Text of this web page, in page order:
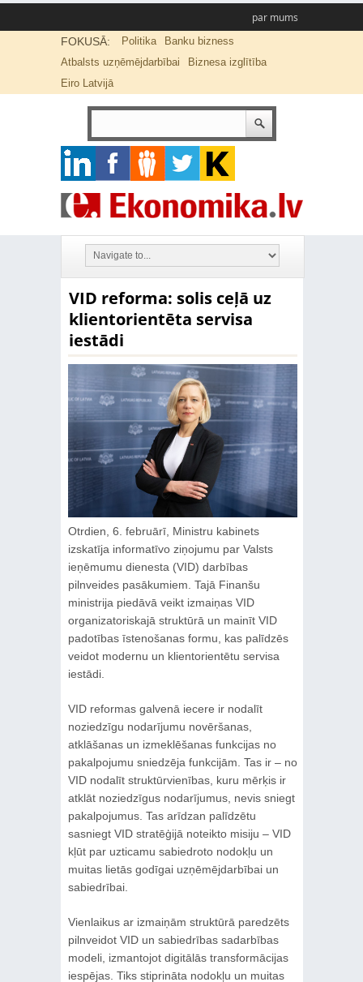
par mums
FOKUSĀ: Politika
Banku bizness
Atbalsts uzņēmējdarbībai
Biznesa izglītība
Eiro Latvijā
VID reforma: solis ceļā uz
klientorientēta servisa
iestādi
Otrdien, 6. februārī, Ministru kabinets
izskatīja informatīvo ziņojumu par Valsts
ieņēmumu dienesta (VID) darbības
pilnveides pasākumiem. Tajā Finanšu
ministrija piedāvā veikt izmaiņas VID
organizatoriskajā struktūrā un mainīt VID
padotības īstenošanas formu, kas palīdzēs
veidot modernu un klientorientētu servisa
iestādi.
VID reformas galvenā iecere ir nodalīt
noziedzīgu nodarījumu novēršanas,
atklāšanas un izmeklēšanas funkcijas no
pakalpojumu sniedzēja funkcijām. Tas ir – no
VID nodalīt struktūrvienības, kuru mērķis ir
atklāt noziedzīgus nodarījumus, nevis sniegt
pakalpojumus. Tas arīdzan palīdzētu
sasniegt VID stratēģijā noteikto misiju – VID
kļūt par uzticamu sabiedroto nodokļu un
muitas lietās godīgai uzņēmējdarbībai un
sabiedrībai.
Vienlaikus ar izmaiņām struktūrā paredzēts
pilnveidot VID un sabiedrības sadarbības
modeli, izmantojot digitālās transformācijas
iespējas. Tiks stiprināta nodokļu un muitas